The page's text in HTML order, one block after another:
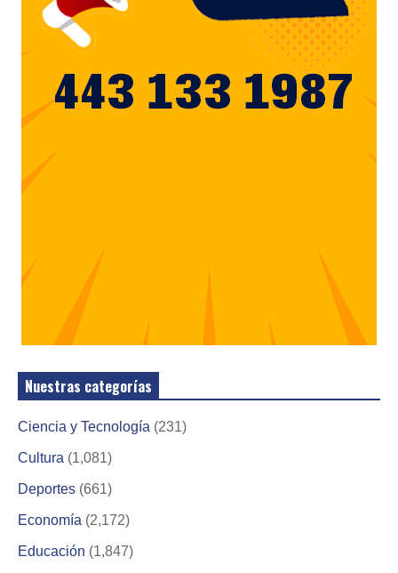
Nuestras categorías
Ciencia y Tecnología (231)
Cultura (1,081)
Deportes (661)
Economía (2,172)
Educación (1,847)